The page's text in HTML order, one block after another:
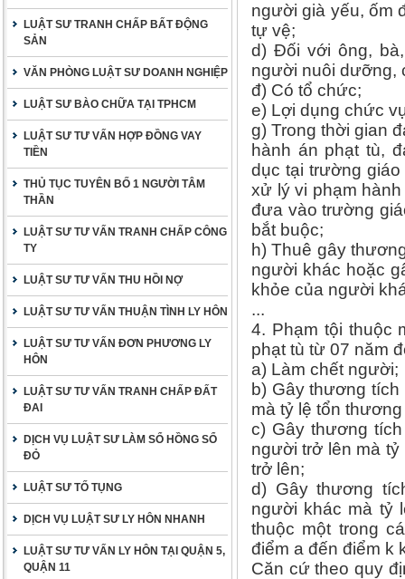
LUẬT SƯ TRANH CHẤP BẤT ĐỘNG
SẢN
VĂN PHÒNG LUẬT SƯ DOANH NGHIỆP
LUẬT SƯ BÀO CHỮA TẠI TPHCM
LUẬT SƯ TƯ VẤN HỢP ĐỒNG VAY
TIỀN
THỦ TỤC TUYÊN BỐ 1 NGƯỜI TÂM
THẦN
LUẬT SƯ TƯ VẤN TRANH CHẤP CÔNG
TY
LUẬT SƯ TƯ VẤN THU HỒI NỢ
LUẬT SƯ TƯ VẤN THUẬN TÌNH LY HÔN
LUẬT SƯ TƯ VẤN ĐƠN PHƯƠNG LY
HÔN
LUẬT SƯ TƯ VẤN TRANH CHẤP ĐẤT
ĐAI
DỊCH VỤ LUẬT SƯ LÀM SỔ HỒNG SỔ
ĐỎ
LUẬT SƯ TỐ TỤNG
DỊCH VỤ LUẬT SƯ LY HÔN NHANH
LUẬT SƯ TƯ VẤN LY HÔN TẠI QUẬN 5,
QUẬN 11
người già yếu, ốm
tự vệ;
d) Đối với ông,
người nuôi dưỡng,
đ) Có tổ chức;
e) Lợi dụng chức
g) Trong thời gian
hành án phạt tù,
dục tại trường
xử lý vi phạm
đưa vào trường
bắt buộc;
h) Thuê gây
người khác hoặc
khỏe của người
...
4. Phạm tội thuộc
phạt tù từ 07 năm
a) Làm chết người;
b) Gây thương
mà tỷ lệ tổn
c) Gây thương
người trở lên mà
trở lên;
d) Gây thương
người khác mà tỷ
thuộc một trong
điểm a đến điểm k
Căn cứ theo quy